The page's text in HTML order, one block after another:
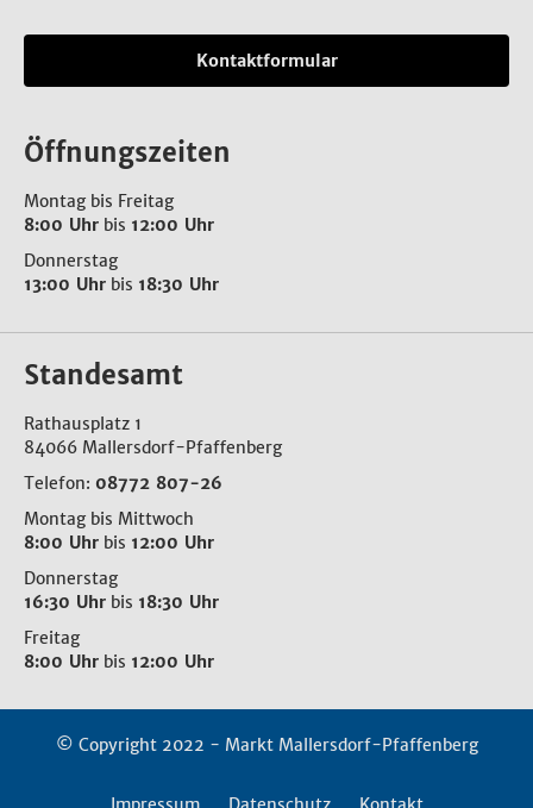
Kontaktformular
Öffnungszeiten
Montag bis Freitag
8:00 Uhr bis 12:00 Uhr
Donnerstag
13:00 Uhr bis 18:30 Uhr
Standesamt
Rathausplatz 1
84066 Mallersdorf-Pfaffenberg
Telefon: 08772 807-26
Montag bis Mittwoch
8:00 Uhr bis 12:00 Uhr
Donnerstag
16:30 Uhr bis 18:30 Uhr
Freitag
8:00 Uhr bis 12:00 Uhr
© Copyright 2022 - Markt Mallersdorf-Pfaffenberg